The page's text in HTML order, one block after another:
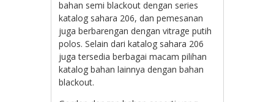
bahan semi blackout dengan series
katalog sahara 206, dan pemesanan
juga berbarengan dengan vitrage putih
polos. Selain dari katalog sahara 206
juga tersedia berbagai macam pilihan
katalog bahan lainnya dengan bahan
blackout.